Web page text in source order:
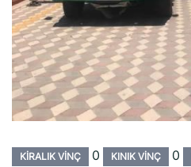
KIRALIK VINÇ 0 KINIK VINÇ 0